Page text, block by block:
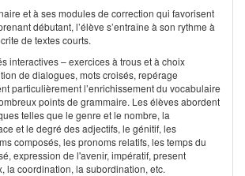
et à ses modules de correction qui favorisent
débutant, l’élève s’entraîne à son rythme à
de textes courts.
interactives – exercices à trous et à choix
de dialogues, mots croisés, repérage
particulièrement l’enrichissement du vocabulaire
points de grammaire. Les élèves abordent
telles que le genre et le nombre, la
et le degré des adjectifs, le génitif, les
composés, les pronoms relatifs, les temps du
expression de l'avenir, impératif, present
la coordination, la subordination, etc.